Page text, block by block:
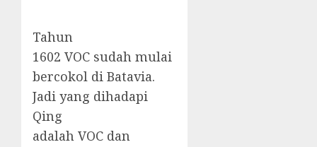
Tahun
1602 VOC sudah mulai
bercokol di Batavia.
Jadi yang dihadapi
Qing
adalah VOC dan